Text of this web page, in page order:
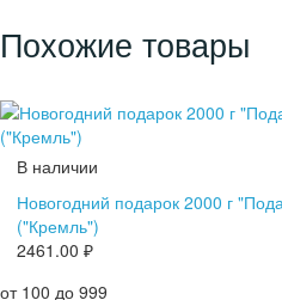
Похожие товары
В наличии
Новогодний подарок 2000 г
("Кремль")
2461.00 ₽
от 100 до 999